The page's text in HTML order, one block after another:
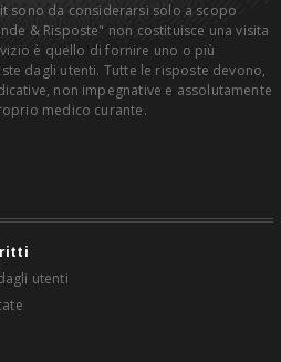
sono da considerarsi solo a scopo
& Risposte" non costituisce una visita
è quello di fornire uno o più
dagli utenti. Tutte le risposte devono,
non impegnative e assolutamente
medico curante.
utenti